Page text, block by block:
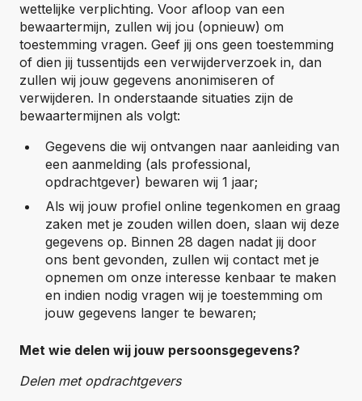
wettelijke verplichting. Voor afloop van een
bewaartermijn, zullen wij jou (opnieuw) om
toestemming vragen. Geef jij ons geen toestemming
of dien jij tussentijds een verwijderverzoek in, dan
zullen wij jouw gegevens anonimiseren of
verwijderen. In onderstaande situaties zijn de
bewaartermijnen als volgt:
Gegevens die wij ontvangen naar aanleiding van
een aanmelding (als professional,
opdrachtgever) bewaren wij 1 jaar;
Als wij jouw profiel online tegenkomen en graag
zaken met je zouden willen doen, slaan wij deze
gegevens op. Binnen 28 dagen nadat jij door
ons bent gevonden, zullen wij contact met je
opnemen om onze interesse kenbaar te maken
en indien nodig vragen wij je toestemming om
jouw gegevens langer te bewaren;
Met wie delen wij jouw persoonsgegevens?
Delen met opdrachtgevers